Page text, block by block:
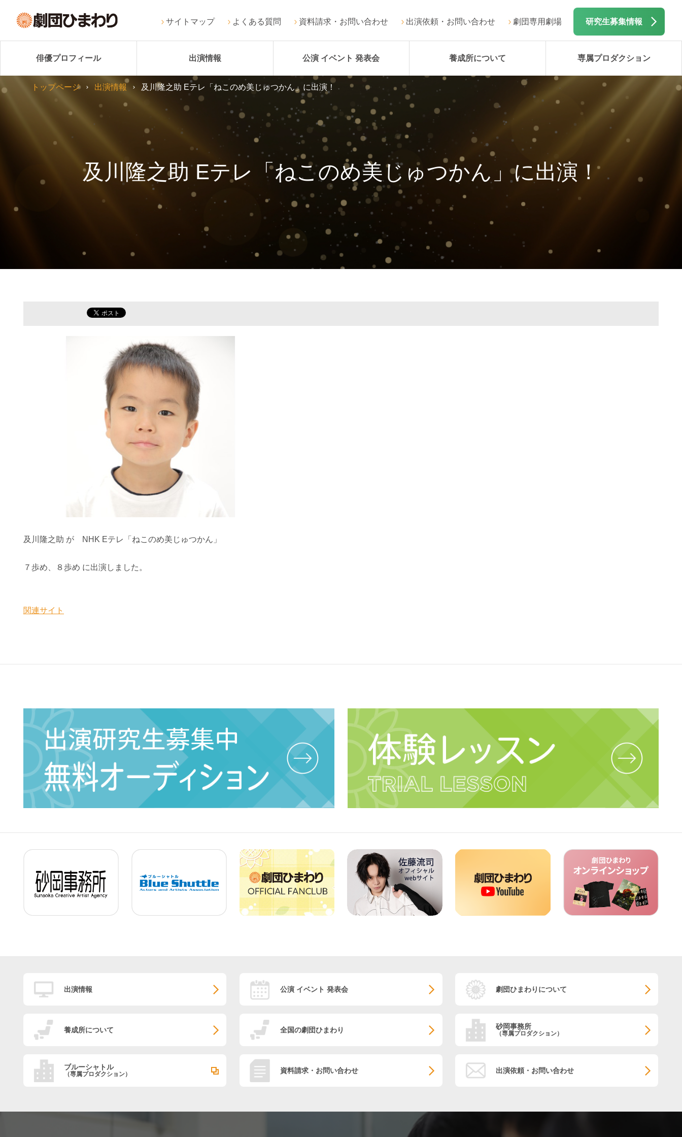
サイトマップ よくある質問 資料請求・お問い合わせ 出演依頼・お問い合わせ 劇団専用劇場 研究生募集情報
俳優プロフィール 出演情報 公演 イベント 発表会 養成所について 専属プロダクション
及川隆之助 Eテレ「ねこのめ美じゅつかん」に出演！
トップページ 出演情報 及川隆之助 Eテレ「ねこのめ美じゅつかん」に出演！
及川隆之助 が NHK Eテレ「ねこのめ美じゅつかん」
７歩め、８歩め に出演しました。
関連サイト
出演情報 公演 イベント 発表会 劇団ひまわりについて
養成所について 全国の劇団ひまわり 砂岡事務所
（専属プロダクション）
ブルーシャトル
（専属プロダクション） 資料請求・お問い合わせ 出演依頼・お問い合わせ